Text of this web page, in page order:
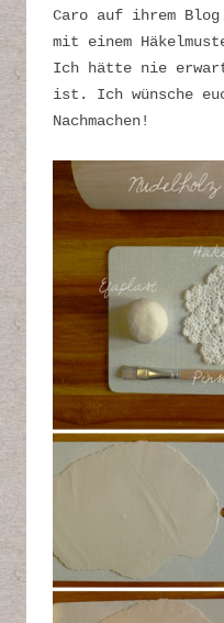
Caro auf ihrem Blog
mit einem
Ich hätte nie
ist. Ich wünsche
Nachmachen!